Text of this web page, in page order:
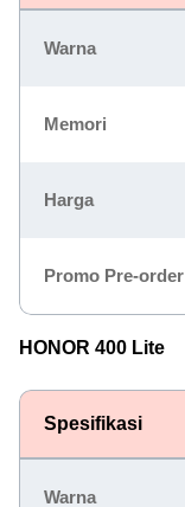
Warna
Memori
Harga
Promo Pre-order
HONOR 400 Lite
Spesifikasi
Warna